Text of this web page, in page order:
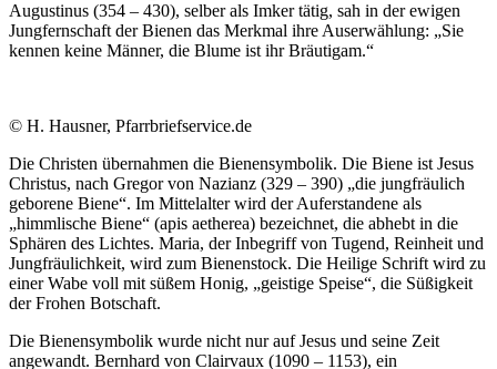
Augustinus (354 – 430), selber als Imker tätig, sah in der ewigen
Jungfernschaft der Bienen das Merkmal ihre Auserwählung: „Sie
kennen keine Männer, die Blume ist ihr Bräutigam.“
© H. Hausner, Pfarrbriefservice.de
Die Christen übernahmen die Bienensymbolik. Die Biene ist Jesus
Christus, nach Gregor von Nazianz (329 – 390) „die jungfräulich
geborene Biene“. Im Mittelalter wird der Auferstandene als
„himmlische Biene“ (apis aetherea) bezeichnet, die abhebt in die
Sphären des Lichtes. Maria, der Inbegriff von Tugend, Reinheit und
Jungfräulichkeit, wird zum Bienenstock. Die Heilige Schrift wird zu
einer Wabe voll mit süßem Honig, „geistige Speise“, die Süßigkeit
der Frohen Botschaft.
Die Bienensymbolik wurde nicht nur auf Jesus und seine Zeit
angewandt. Bernhard von Clairvaux (1090 – 1153), ein